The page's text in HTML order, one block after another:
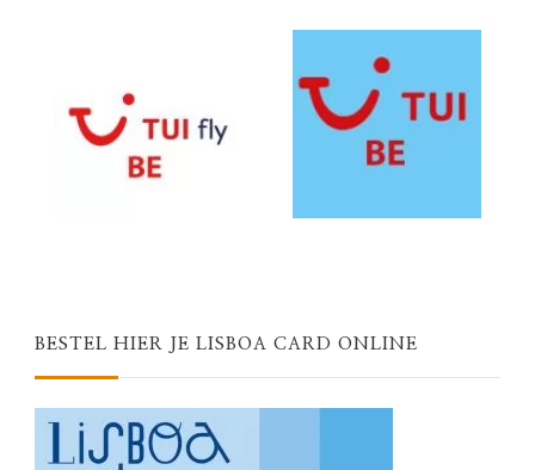
BESTEL HIER JE LISBOA CARD ONLINE